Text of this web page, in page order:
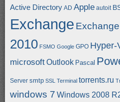
Active Directory AD Apple autoit
Exchange
2010 FSMO Google GPO Hyper-
microsoftOutlook Pascal
Server smtp SSL Terminal torrents.ru
windows 7 Windows 2008